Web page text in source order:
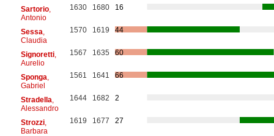
Sartorio,
Antonio
1630 1680 16
Sessa
Claudia
1570 1619 44
Signoretti,
Aurelio
1567 1635 60
Sponga
Gabriel
1561 1641 66
Stradella
Alessandro
1644 1682 2
Strozzi,
Barbara
1619 1677 27